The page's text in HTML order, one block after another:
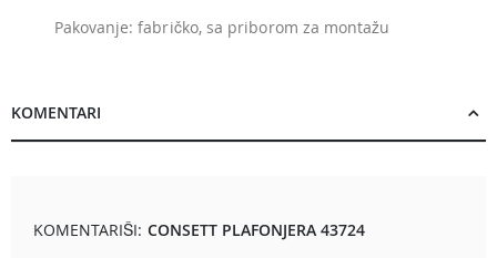
Pakovanje: fabričko, sa priborom za montažu
KOMENTARI
KOMENTARIŠI: CONSETT PLAFONJERA 43724